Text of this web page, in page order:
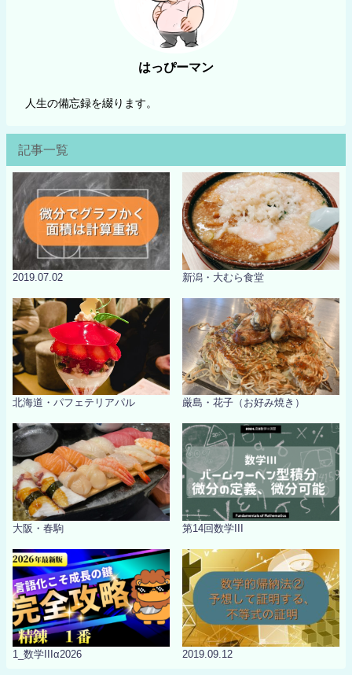
はっぴーマン
人生の備忘録を綴ります。
記事一覧
2019.07.02 新潟・大むら食堂
北海道・パフェテリアパル 厳島・花子（お好み焼き）
大阪・春駒 第14回数学III
1_数学IIIα2026 2019.09.12